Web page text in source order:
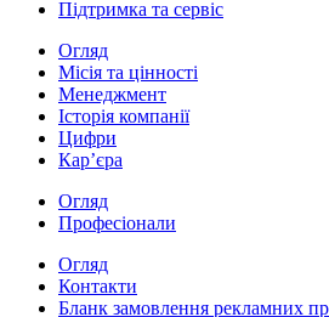
Підтримка та сервіс
Огляд
Місія та цінності
Менеджмент
Історія компанії
Цифри
Кар’єра
Огляд
Професіонали
Огляд
Контакти
Бланк замовлення рекламних